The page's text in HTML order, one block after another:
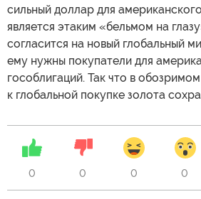
сильный доллар для
является этаким «бельмом на
согласится на новый глобальный
ему нужны покупатели для
гособлигаций. Так что в
к глобальной покупке золота
0 0 0 0